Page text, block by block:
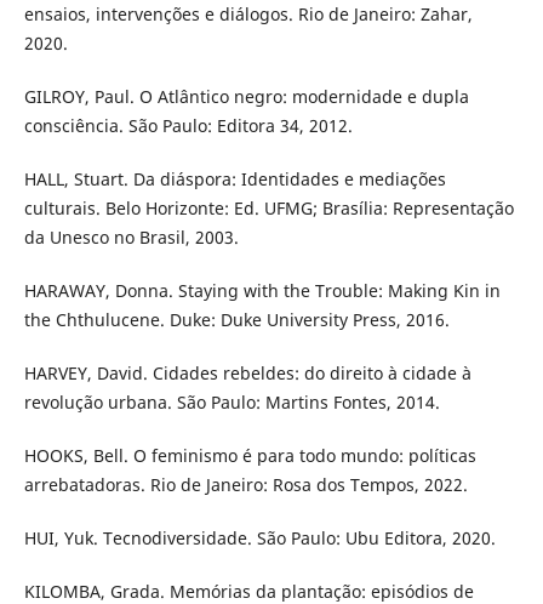
ensaios, intervenções e diálogos. Rio de Janeiro: Zahar,
2020.
GILROY, Paul. O Atlântico negro: modernidade e dupla
consciência. São Paulo: Editora 34, 2012.
HALL, Stuart. Da diáspora: Identidades e mediações
culturais. Belo Horizonte: Ed. UFMG; Brasília: Representação
da Unesco no Brasil, 2003.
HARAWAY, Donna. Staying with the Trouble: Making Kin in
the Chthulucene. Duke: Duke University Press, 2016.
HARVEY, David. Cidades rebeldes: do direito à cidade à
revolução urbana. São Paulo: Martins Fontes, 2014.
HOOKS, Bell. O feminismo é para todo mundo: políticas
arrebatadoras. Rio de Janeiro: Rosa dos Tempos, 2022.
HUI, Yuk. Tecnodiversidade. São Paulo: Ubu Editora, 2020.
KILOMBA, Grada. Memórias da plantação: episódios de